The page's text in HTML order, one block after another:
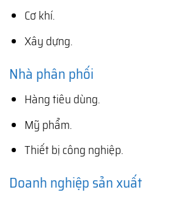
Cơ khí.
Xây dựng.
Nhà phân phối
Hàng tiêu dùng.
Mỹ phẩm.
Thiết bị công nghiệp.
Doanh nghiệp sản xuất